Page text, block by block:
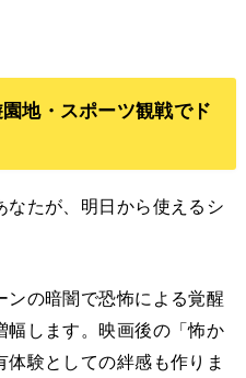
地・スポーツ観戦でド
たが、明日から使えるシ
ンの暗闇で恐怖による覚醒
します。映画後の「怖か
験としての絆感も作りま